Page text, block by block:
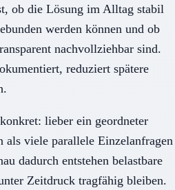
ob die Lösung im Alltag stabil
werden können und ob
nachvollziehbar sind.
reduziert spätere
lieber ein geordneter
viele parallele Einzelanfragen
dadurch entstehen belastbare
Zeitdruck tragfähig bleiben.